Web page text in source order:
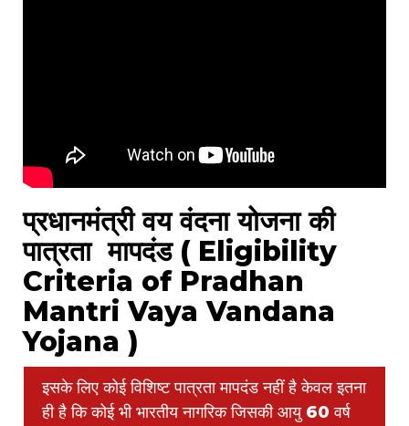
प्रधानमंत्री वय वंदना योजना की
पात्रता मापदंड ( Eligibility
Criteria of Pradhan
Mantri Vaya Vandana
Yojana )
इसके लिए कोई विशिष्ट पात्रता मापदंड नहीं है केवल इतना
ही है कि कोई भी भारतीय नागरिक जिसकी आयु 60 वर्ष